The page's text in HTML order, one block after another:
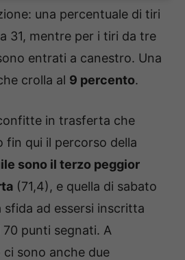
una percentuale di tiri
31, mentre per i tiri da tre
entrati a canestro. Una
crolla al 9 percento.
in trasferta che
fin qui il percorso della
sono il terzo peggior
(71,4), e quella di sabato
sfida ad essersi inscritta
punti segnati. A
sono anche due